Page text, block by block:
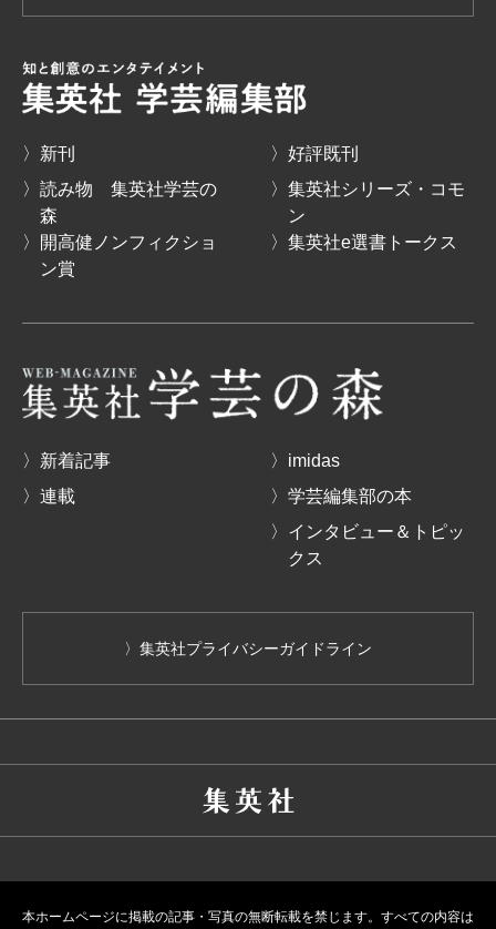
〉新刊
〉読み物 集英社学芸の
森
〉開高健ノンフィクショ
ン賞
〉好評既刊
〉集英社シリーズ・コモ
ン
〉集英社e選書トークス
〉新着記事
〉連載
〉imidas
〉学芸編集部の本
〉インタビュー＆トピッ
クス
〉集英社プライバシーガイドライン
本ホームページに掲載の記事・写真の無断転載を禁じます。すべての内容は